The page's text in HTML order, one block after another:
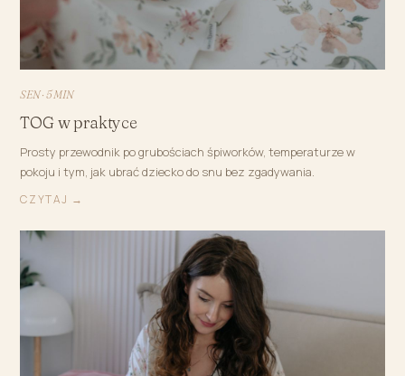
SEN · 5 MIN
TOG w praktyce
Prosty przewodnik po grubościach śpiworków, temperaturze w
pokoju i tym, jak ubrać dziecko do snu bez zgadywania.
CZYTAJ →